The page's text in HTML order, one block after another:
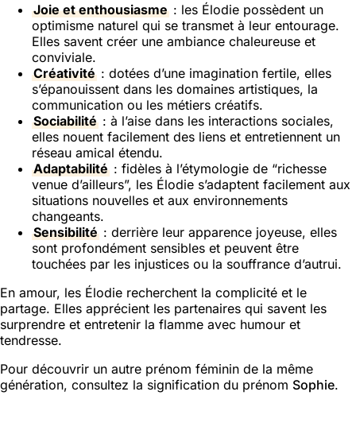
Joie et enthousiasme : les Élodie possèdent un
optimisme naturel qui se transmet à leur entourage.
Elles savent créer une ambiance chaleureuse et
conviviale.
Créativité : dotées d’une imagination fertile, elles
s’épanouissent dans les domaines artistiques, la
communication ou les métiers créatifs.
Sociabilité : à l’aise dans les interactions sociales,
elles nouent facilement des liens et entretiennent un
réseau amical étendu.
Adaptabilité : fidèles à l’étymologie de “richesse
venue d’ailleurs”, les Élodie s’adaptent facilement aux
situations nouvelles et aux environnements
changeants.
Sensibilité : derrière leur apparence joyeuse, elles
sont profondément sensibles et peuvent être
touchées par les injustices ou la souffrance d’autrui.
En amour, les Élodie recherchent la complicité et le
partage. Elles apprécient les partenaires qui savent les
surprendre et entretenir la flamme avec humour et
tendresse.
Pour découvrir un autre prénom féminin de la même
génération, consultez la signification du prénom Sophie.